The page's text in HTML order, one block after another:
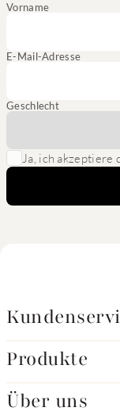
Vorname
E-Mail-Adresse
Geschlecht
Ja, ich akzeptiere
Produkte
Über uns